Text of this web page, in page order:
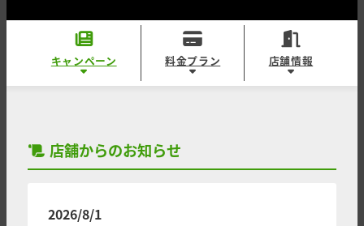
キャンペーン 料金プラン 店舗情報
店舗からのお知らせ
2026/8/1